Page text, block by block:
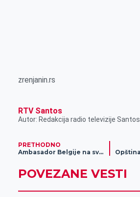
zrenjanin.rs
RTV Santos
Autor: Redakcija radio televizije Santos
PRETHODNO
Ambasador Belgije na svečanom otvaranju pogona kompanije „Talent 4 blinds“
POVEZANE VESTI